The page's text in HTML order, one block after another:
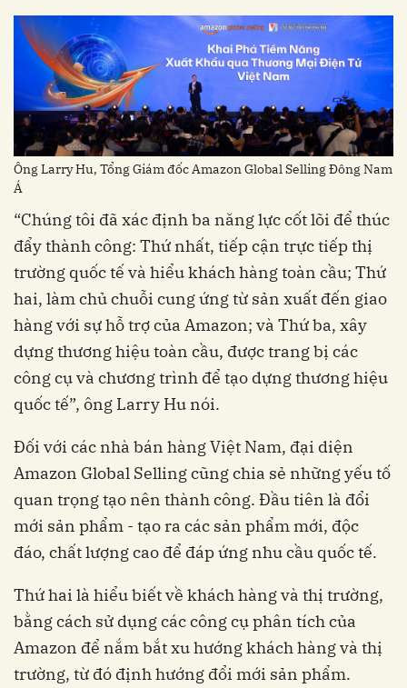
Ông Larry Hu, Tổng Giám đốc Amazon Global Selling Đông Nam
Á
“Chúng tôi đã xác định ba năng lực cốt lõi để thúc
đẩy thành công: Thứ nhất, tiếp cận trực tiếp thị
trường quốc tế và hiểu khách hàng toàn cầu; Thứ
hai, làm chủ chuỗi cung ứng từ sản xuất đến giao
hàng với sự hỗ trợ của Amazon; và Thứ ba, xây
dựng thương hiệu toàn cầu, được trang bị các
công cụ và chương trình để tạo dựng thương hiệu
quốc tế”, ông Larry Hu nói.
Đối với các nhà bán hàng Việt Nam, đại diện
Amazon Global Selling cũng chia sẻ những yếu tố
quan trọng tạo nên thành công. Đầu tiên là đổi
mới sản phẩm - tạo ra các sản phẩm mới, độc
đáo, chất lượng cao để đáp ứng nhu cầu quốc tế.
Thứ hai là hiểu biết về khách hàng và thị trường,
bằng cách sử dụng các công cụ phân tích của
Amazon để nắm bắt xu hướng khách hàng và thị
trường, từ đó định hướng đổi mới sản phẩm.